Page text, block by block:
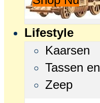
Lifestyle
Kaarsen
Tassen
Zeep